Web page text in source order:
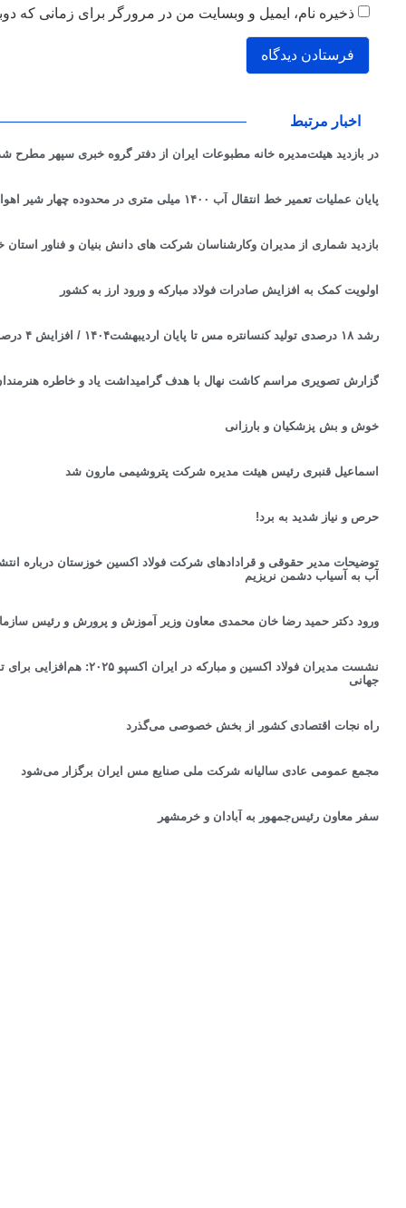
ذخیره نام، ایمیل و وبسایت من در مرورگر برای زمانی که
اخبار مرتبط
در بازدید هیئت‌مدیره خانه مطبوعات ایران از دفتر گروه خبری سپهر مطرح
پایان عملیات تعمیر خط انتقال آب ۱۴۰۰ میلی متری در محدوده چهار شیر اهواز
بازدید شماری از مدیران وکارشناسان شرکت های دانش بنیان و فناور استان
اولویت کمک به افزایش صادرات فولاد مبارکه و ورود ارز به کشور
رشد ۱۸ درصدی تولید کنسانتره مس تا پایان اردیبهشت۱۴۰۴ / افزایش ۴ درصدی تولید کاتد نسبت به سال گذشته
گزارش تصویری مراسم کاشت نهال با هدف گرامیداشت یاد و خاطره
خوش و بش پزشکیان و بارزانی
اسماعیل قنبری رئیس هیئت مدیره شرکت پتروشیمی مارون شد
حرص و نیاز شدید به برد!
توضیحات مدیر حقوقی و قرادادهای شرکت فولاد اکسین خوزستان درباره
آب به آسیاب دشمن نریزیم
ورود دکتر حمید رضا خان محمدی معاون وزیر آموزش و پرورش و رئیس
نشست مدیران فولاد اکسین و مبارکه
جهانی
راه نجات اقتصادی کشور از بخش خصوصی می‌گذرد
مجمع عمومی عادی سالیانه شرکت ملی صنایع مس ایران برگزار می‌شود
سفر معاون رئیس‌جمهور به آبادان و خرمشهر